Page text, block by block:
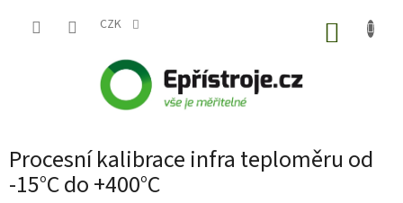
CZK
Procesní kalibrace infra teploměru od
-15°C do +400°C